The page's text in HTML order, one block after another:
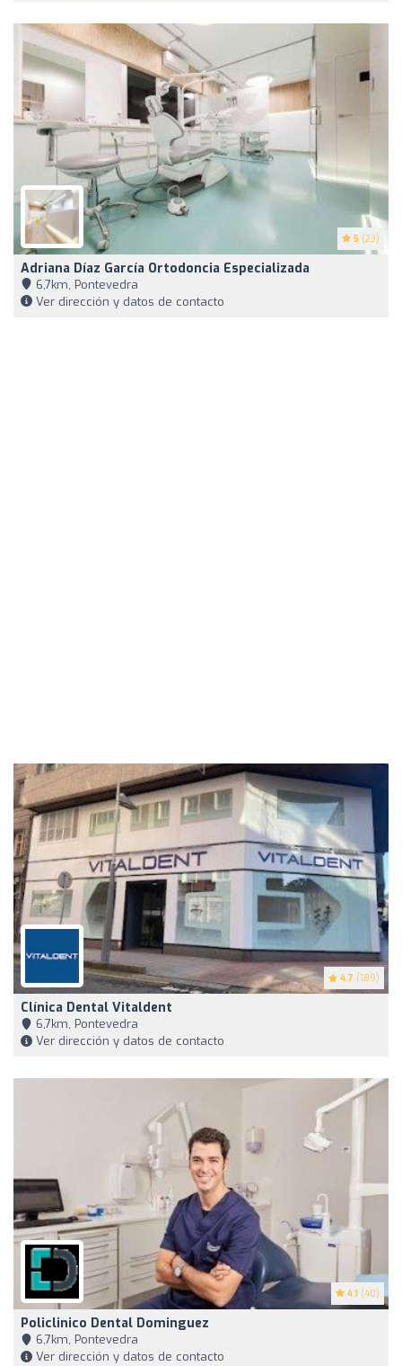
5 (23)
Adriana Díaz García Ortodoncia Especializada
6,7km, Pontevedra
Ver dirección y datos de contacto
4.7 (189)
Clínica Dental Vitaldent
6,7km, Pontevedra
Ver dirección y datos de contacto
4.1 (40)
Policlinico Dental Dominguez
6,7km, Pontevedra
Ver dirección y datos de contacto